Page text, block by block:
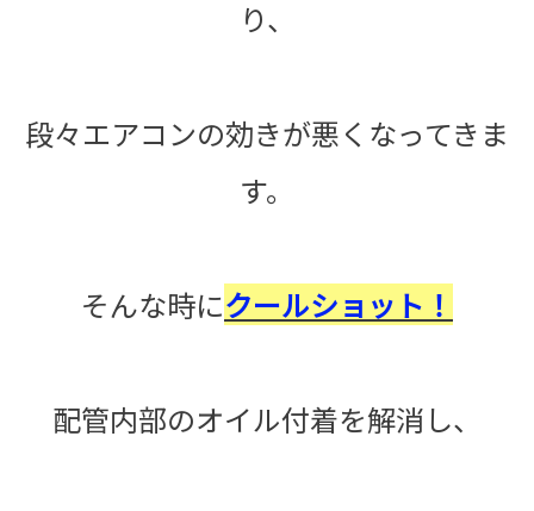
り、
段々エアコンの効きが悪くなってきま
す。
そんな時にクールショット！
配管内部のオイル付着を解消し、